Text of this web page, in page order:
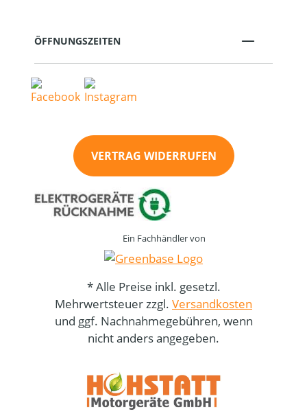
ÖFFNUNGSZEITEN
VERTRAG WIDERRUFEN
Ein Fachhändler von
* Alle Preise inkl. gesetzl.
Mehrwertsteuer zzgl. Versandkosten
und ggf. Nachnahmegebühren, wenn
nicht anders angegeben.